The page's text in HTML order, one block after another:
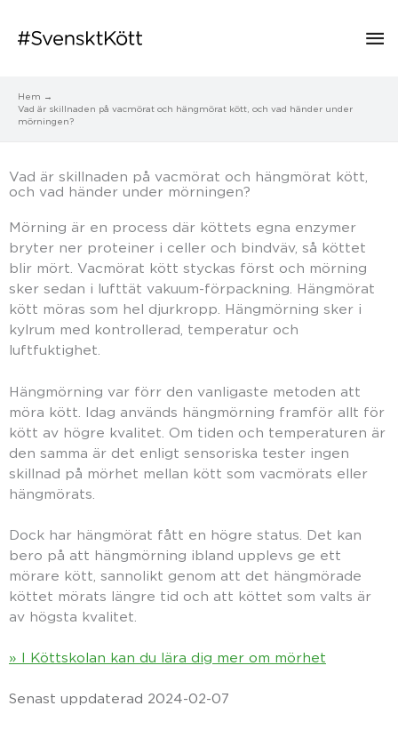
Hem
Vad är skillnaden på vacmörat och hängmörat kött, och vad händer under
mörningen?
Vad är skillnaden på vacmörat och hängmörat kött,
och vad händer under mörningen?
Mörning är en process där köttets egna enzymer
bryter ner proteiner i celler och bindväv, så köttet
blir mört. Vacmörat kött styckas först och mörning
sker sedan i lufttät vakuum-förpackning. Hängmörat
kött möras som hel djurkropp. Hängmörning sker i
kylrum med kontrollerad, temperatur och
luftfuktighet.
Hängmörning var förr den vanligaste metoden att
möra kött. Idag används hängmörning framför allt för
kött av högre kvalitet. Om tiden och temperaturen är
den samma är det enligt sensoriska tester ingen
skillnad på mörhet mellan kött som vacmörats eller
hängmörats.
Dock har hängmörat fått en högre status. Det kan
bero på att hängmörning ibland upplevs ge ett
mörare kött, sannolikt genom att det hängmörade
köttet mörats längre tid och att köttet som valts är
av högsta kvalitet.
» I Köttskolan kan du lära dig mer om mörhet
Senast uppdaterad 2024-02-07